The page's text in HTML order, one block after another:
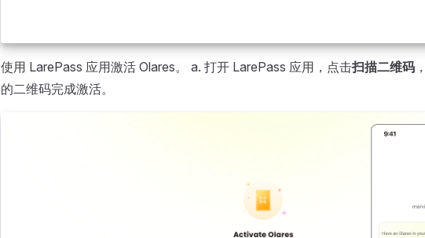
使用 LarePass 应用激活 Olares。 a. 打开 LarePass 应用，点击扫描二维码
的二维码完成激活。